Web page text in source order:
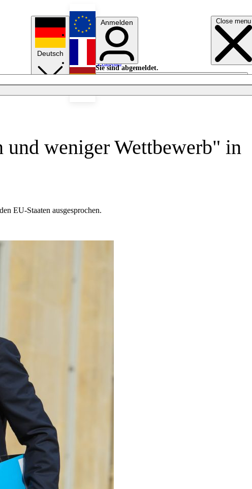
Close menu
Deutsch
English
Français
Anmelden
Sie sind abgemeldet.
Anmelden
Licht aus
weniger Wettbewerb" in
EU-Staaten ausgesprochen.